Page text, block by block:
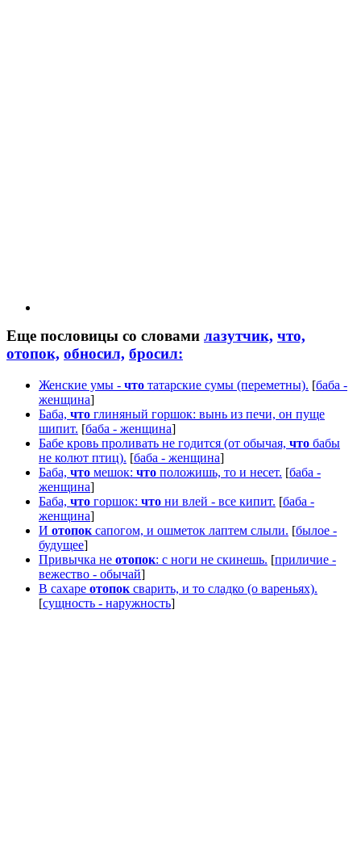
Еще пословицы со словами лазутчик, что,
отопок, обносил, бросил:
Женские умы - что татарские сумы (переметны). [баба -
женщина]
Баба, что глиняный горшок: вынь из печи, он пуще
шипит. [баба - женщина]
Бабе кровь проливать не годится (от обычая, что бабы
не колют птиц). [баба - женщина]
Баба, что мешок: что положишь, то и несет. [баба -
женщина]
Баба, что горшок: что ни влей - все кипит. [баба -
женщина]
И отопок сапогом, и ошметок лаптем слыли. [былое -
будущее]
Привычка не отопок: с ноги не скинешь. [приличие -
вежество - обычай]
В сахаре отопок сварить, и то сладко (о вареньях).
[сущность - наружность]